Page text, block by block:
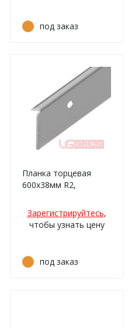
под заказ
Планка торцевая
600х38мм R2,
Зарегистрируйтесь,
чтобы узнать цену
под заказ